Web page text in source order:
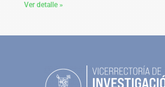
Ver detalle »